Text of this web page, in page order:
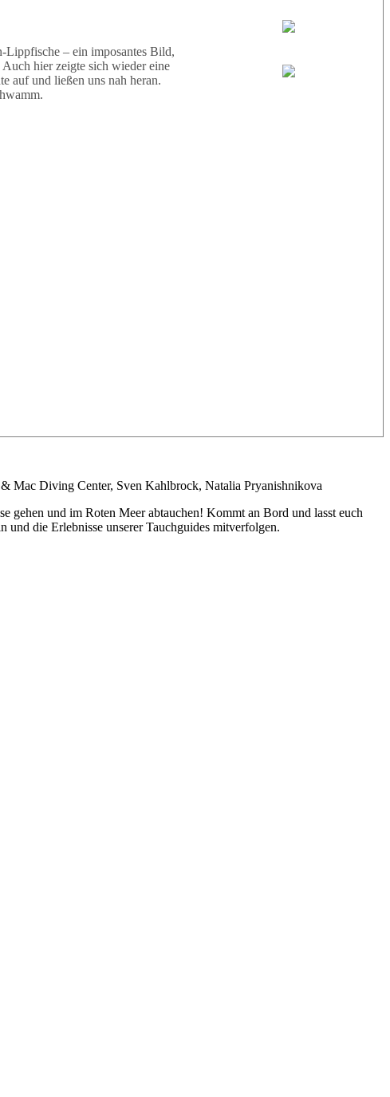
Lippfische – ein imposantes Bild,
hier zeigte sich wieder eine
auf und ließen uns nah heran.
Mac Diving Center, Sven Kahlbrock, Natalia Pryanishnikova
gehen und im Roten Meer abtauchen! Kommt an Bord und lasst euch
die Erlebnisse unserer Tauchguides mitverfolgen.